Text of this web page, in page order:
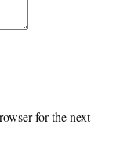
for the next